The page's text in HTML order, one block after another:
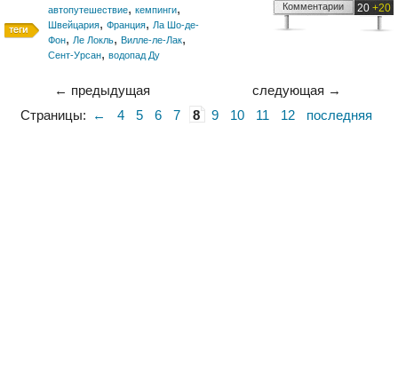
автопутешествие, кемпинги,
Швейцария, Франция, Ла Шо-де-
Фон, Ле Локль, Вилле-ле-Лак,
Сент-Урсан, водопад Ду
20 +20
Комментарии
← предыдущая
следующая →
Страницы:
← 4 5 6 7 8 9 10 11 12 последняя